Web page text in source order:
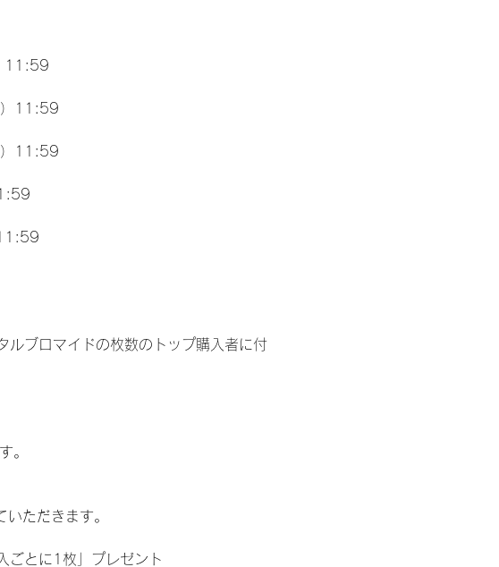
11:59
11:59
11:59
ルブロマイドの枚数のトップ購入者に付
。
ただきます。
ごとに1枚」プレゼント